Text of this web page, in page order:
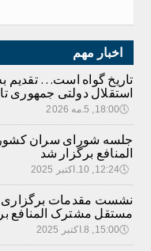
اخبار مهم
استقلال دولتی جمهوری
🕔18:00, 5.مه 2026
جلسه شورای سران
المنافع برگزار شد
🕔12:24, 10.اکتبر 2025
نشست مقدمات
مستقل مشترک المنافع
🕔15:00, 8.اکتبر 2025